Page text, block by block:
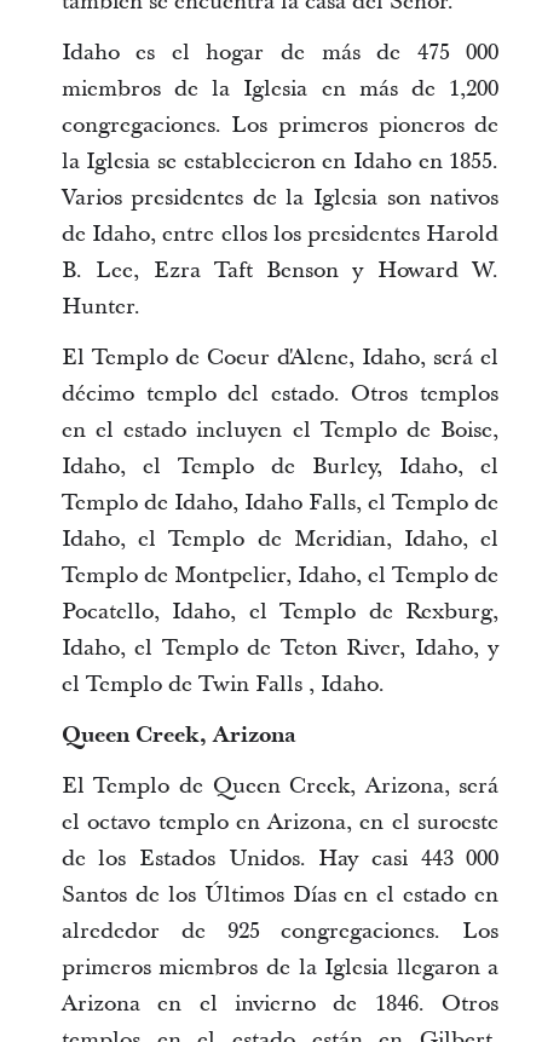
Idaho es el hogar de más de 475 000
miembros de la Iglesia en más de 1,200
congregaciones. Los primeros pioneros de
la Iglesia se establecieron en Idaho en 1855.
Varios presidentes de la Iglesia son nativos
de Idaho, entre ellos los presidentes Harold
B. Lee, Ezra Taft Benson y Howard W.
Hunter.
El Templo de Coeur d'Alene, Idaho, será el
décimo templo del estado. Otros templos
en el estado incluyen el Templo de Boise,
Idaho, el Templo de Burley, Idaho, el
Templo de Idaho, Idaho Falls, el Templo de
Idaho, el Templo de Meridian, Idaho, el
Templo de Montpelier, Idaho, el Templo de
Pocatello, Idaho, el Templo de Rexburg,
Idaho, el Templo de Teton River, Idaho, y
el Templo de Twin Falls , Idaho.
Queen Creek, Arizona
El Templo de Queen Creek, Arizona, será
el octavo templo en Arizona, en el suroeste
de los Estados Unidos. Hay casi 443 000
Santos de los Últimos Días en el estado en
alrededor de 925 congregaciones. Los
primeros miembros de la Iglesia llegaron a
Arizona en el invierno de 1846. Otros